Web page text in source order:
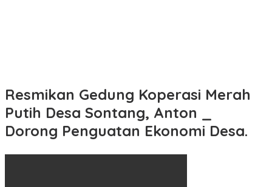
Resmikan Gedung Koperasi Merah
Putih Desa Sontang, Anton _
Dorong Penguatan Ekonomi Desa.